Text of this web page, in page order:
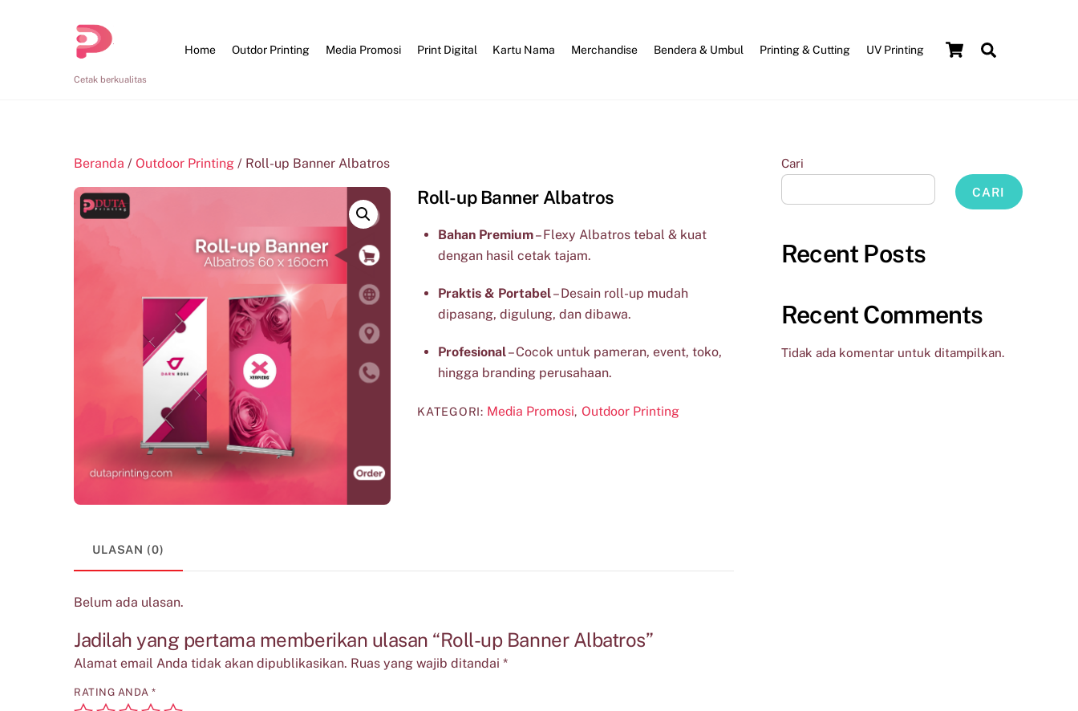
Cetak berkualitas
Cart
Home Outdor Printing Media Promosi Print Digital Kartu Nama Merchandise Bendera & Umbul Printing & Cutting UV Printing
Beranda / Outdoor Printing / Roll-up Banner Albatros
Roll-up Banner Albatros
Bahan Premium– Flexy Albatros tebal & kuat
dengan hasil cetak tajam.
Praktis & Portabel– Desain roll-up mudah
dipasang, digulung, dan dibawa.
Profesional– Cocok untuk pameran, event, toko,
hingga branding perusahaan.
KATEGORI: Media Promosi, Outdoor Printing
ULASAN (0)
Belum ada ulasan.
Jadilah yang pertama memberikan ulasan “Roll-up Banner Albatros”
Alamat email Anda tidak akan dipublikasikan. Ruas yang wajib ditandai *
RATING ANDA*
Cari
CARI
Recent Posts
Recent Comments
Tidak ada komentar untuk ditampilkan.